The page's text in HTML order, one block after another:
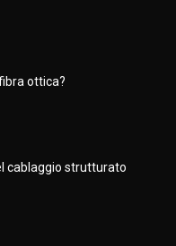
ottica?
cablaggio strutturato